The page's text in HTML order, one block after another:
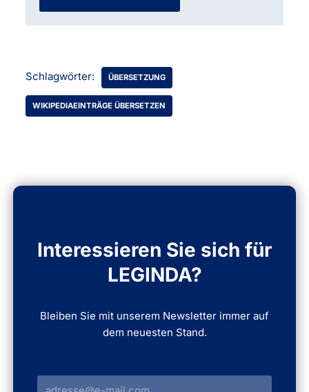
Schlagwörter: ÜBERSETZUNG
WIKIPEDIAEINTRÄGE ÜBERSETZEN
Interessieren Sie sich für
LEGINDA?
Bleiben Sie mit unserem Newsletter immer auf
dem neuesten Stand.